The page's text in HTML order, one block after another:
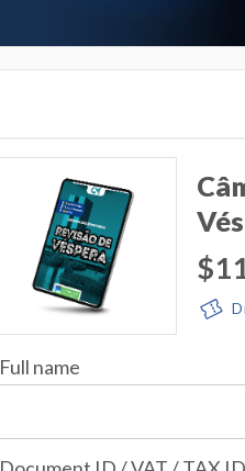
Full name